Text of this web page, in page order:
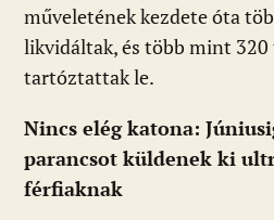
műveletének kezdete óta
likvidáltak, és több mint
tartóztattak le.
Nincs elég katona:
parancsot küldenek ki
férfiaknak